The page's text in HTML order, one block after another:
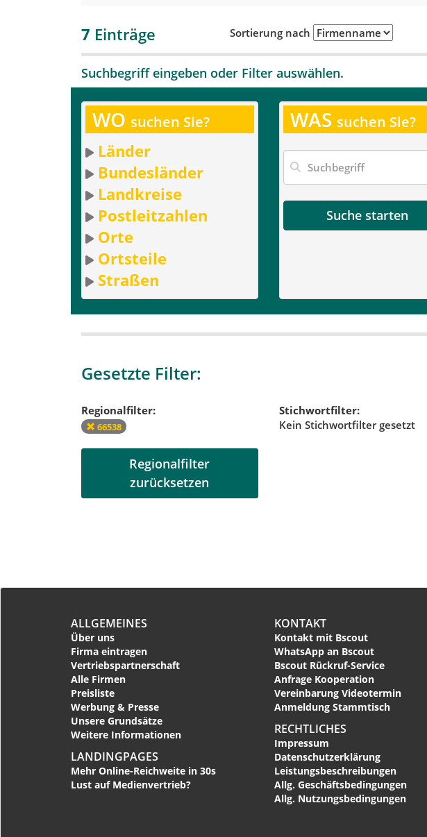
7 Einträge Sortierung nach
Suchbegriff eingeben oder Filter auswählen.
WO suchen Sie?
Länder
Bundesländer
Landkreise
Postleitzahlen
Orte
Ortsteile
Straßen
WAS suchen Sie?
Suche starten
Gesetzte Filter:
Regionalfilter:
66538
Stichwortfilter:
Kein Stichwortfilter gesetzt
Regionalfilter
zurücksetzen
ALLGEMEINES
Über uns
Firma eintragen
Vertriebspartnerschaft
Alle Firmen
Preisliste
Werbung & Presse
Unsere Grundsätze
Weitere Informationen
LANDINGPAGES
Mehr Online-Reichweite in 30s
Lust auf Medienvertrieb?
KONTAKT
Kontakt mit Bscout
WhatsApp an Bscout
Bscout Rückruf-Service
Anfrage Kooperation
Vereinbarung Videotermin
Anmeldung Stammtisch
RECHTLICHES
Impressum
Datenschutzerklärung
Leistungsbeschreibungen
Allg. Geschäftsbedingungen
Allg. Nutzungsbedingungen